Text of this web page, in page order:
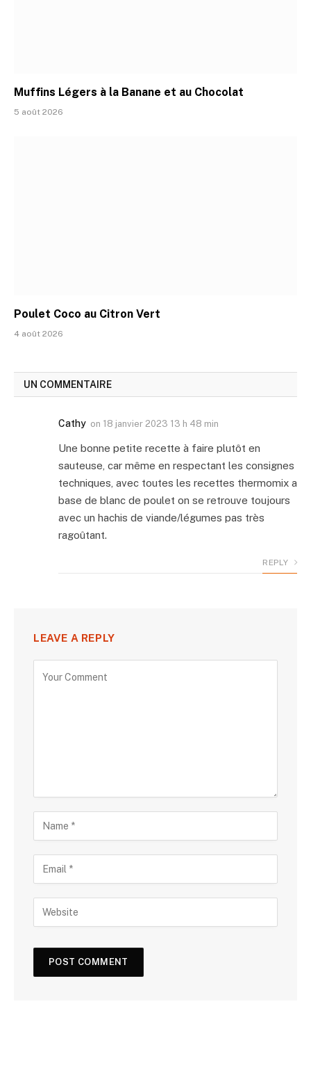
Muffins Légers à la Banane et au Chocolat
5 août 2026
Poulet Coco au Citron Vert
4 août 2026
UN COMMENTAIRE
Cathy on 18 janvier 2023 13 h 48 min
Une bonne petite recette à faire plutôt en
sauteuse, car même en respectant les consignes
techniques, avec toutes les recettes thermomix a
base de blanc de poulet on se retrouve toujours
avec un hachis de viande/légumes pas très
ragoûtant.
REPLY
LEAVE A REPLY